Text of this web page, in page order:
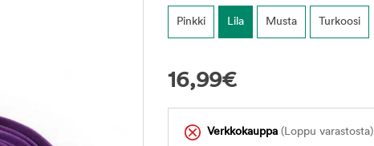
Pinkki Lila Musta Turkoosi
16,99€
Verkkokauppa (Loppu varastosta)